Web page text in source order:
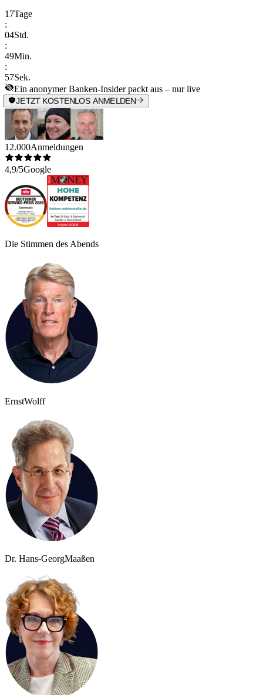
17Tage
:
04Std.
:
49Min.
:
57Sek.
Ein anonymer Banken-Insider packt aus – nur live
JETZT KOSTENLOS ANMELDEN
12.000Anmeldungen
4,9/5Google
Die Stimmen des Abends
ErnstWolff
Dr. Hans-GeorgMaaßen